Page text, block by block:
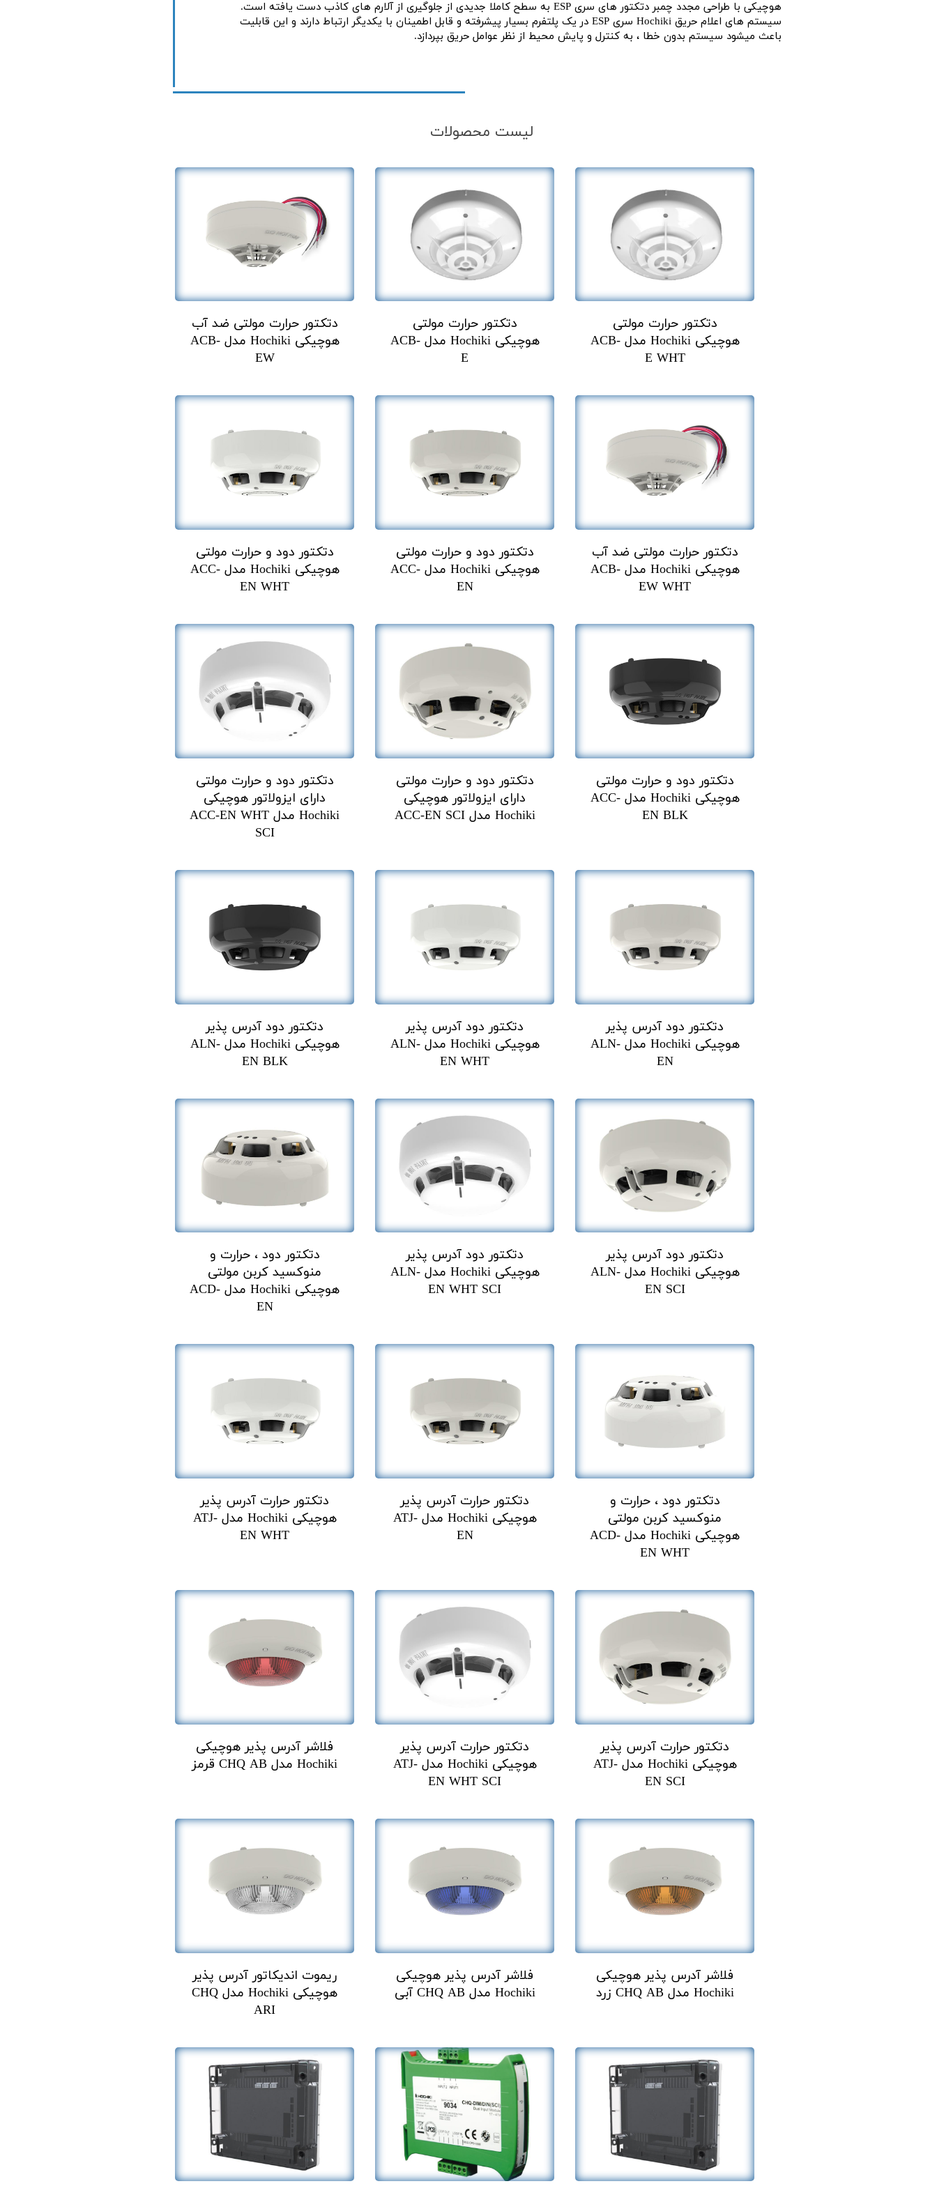
هوچیکی با طراحی مجدد چمبر دتکتور های سری ESP به سطح کاملا جدیدی از جلوگیری از آلارم های کاذب دست یافته است.
سیستم های اعلام حریق Hochiki سری ESP در یک پلتفرم بسیار پیشرفته و قابل اطمینان با یکدیگر ارتباط دارند و این قابلیت
باعث میشود سیستم بدون خطا ، به کنترل و پایش محیط از نظر عوامل حریق بپردازد.
لیست محصولات
دتکتور حرارت مولتی
هوچیکی Hochiki مدل ACB-
E WHT
دتکتور حرارت مولتی
هوچیکی Hochiki مدل ACB-
E
دتکتور حرارت مولتی ضد آب
هوچیکی Hochiki مدل ACB-
EW
دتکتور حرارت مولتی ضد آب
هوچیکی Hochiki مدل ACB-
EW WHT
دتکتور دود و حرارت مولتی
هوچیکی Hochiki مدل ACC-
EN
دتکتور دود و حرارت مولتی
هوچیکی Hochiki مدل ACC-
EN WHT
دتکتور دود و حرارت مولتی
هوچیکی Hochiki مدل ACC-
EN BLK
دتکتور دود و حرارت مولتی
دارای ایزولاتور هوچیکی
Hochiki مدل ACC-EN SCI
دتکتور دود و حرارت مولتی
دارای ایزولاتور هوچیکی
Hochiki مدل ACC-EN WHT
SCI
دتکتور دود آدرس پذیر
هوچیکی Hochiki مدل ALN-
EN
دتکتور دود آدرس پذیر
هوچیکی Hochiki مدل ALN-
EN WHT
دتکتور دود آدرس پذیر
هوچیکی Hochiki مدل ALN-
EN BLK
دتکتور دود آدرس پذیر
هوچیکی Hochiki مدل ALN-
EN SCI
دتکتور دود آدرس پذیر
هوچیکی Hochiki مدل ALN-
EN WHT SCI
دتکتور دود ، حرارت و
منوکسید کربن مولتی
هوچیکی Hochiki مدل ACD-
EN
دتکتور دود ، حرارت و
منوکسید کربن مولتی
هوچیکی Hochiki مدل ACD-
EN WHT
دتکتور حرارت آدرس پذیر
هوچیکی Hochiki مدل ATJ-
EN
دتکتور حرارت آدرس پذیر
هوچیکی Hochiki مدل ATJ-
EN WHT
دتکتور حرارت آدرس پذیر
هوچیکی Hochiki مدل ATJ-
EN SCI
دتکتور حرارت آدرس پذیر
هوچیکی Hochiki مدل ATJ-
EN WHT SCI
فلاشر آدرس پذیر هوچیکی
Hochiki مدل CHQ AB قرمز
فلاشر آدرس پذیر هوچیکی
Hochiki مدل CHQ AB زرد
فلاشر آدرس پذیر هوچیکی
Hochiki مدل CHQ AB آبی
ریموت اندیکاتور آدرس پذیر
هوچیکی Hochiki مدل CHQ
ARI